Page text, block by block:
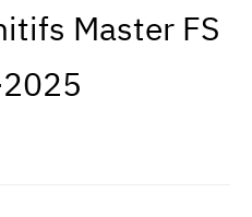
Master FS